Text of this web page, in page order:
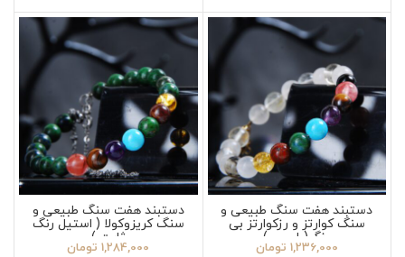
دستبند هفت سنگ طبیعی و
سنگ کوارتز و رزکوارتز بی
رنگ(طبیعی)
1,236,000 تومان
دستبند هفت سنگ طبیعی و
سنگ کریزوکولا ( استیل رنگ
ثابت )
1,284,000 تومان